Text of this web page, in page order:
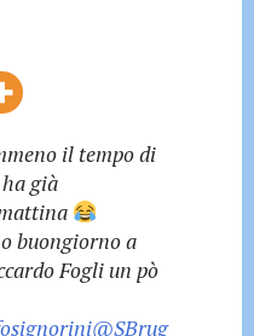
il tempo di
già
buongiorno a
Fogli un pò
@SBrug